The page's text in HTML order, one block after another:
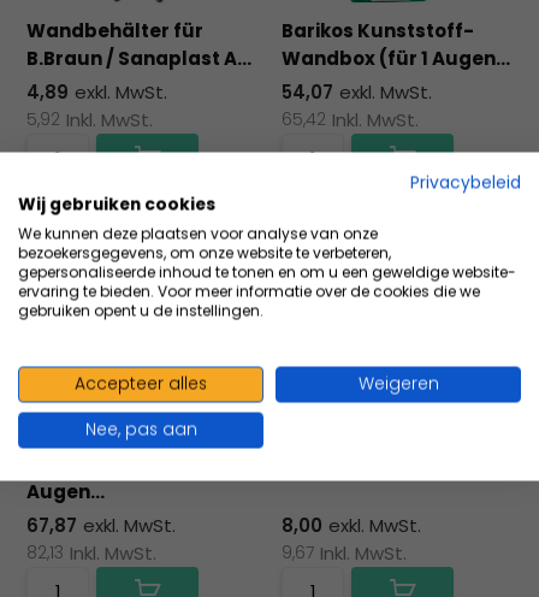
Wandbehälter für
B.Braun / Sanaplast A...
Vergleichen
4,89 exkl. MwSt.
5,92 Inkl. MwSt.
Barikos Kunststoff-
Wandbox (für 1 Augen...
54,07 exkl. MwSt.
65,42 Inkl. MwSt.
Barikos Kunststoff-
Augen...
67,87 exkl. MwSt.
82,13 Inkl. MwSt.
8,00 exkl. MwSt.
9,67 Inkl. MwSt.
Privacybeleid
Wij gebruiken cookies
We kunnen deze plaatsen voor analyse van onze
bezoekersgegevens, om onze website te verbeteren,
gepersonaliseerde inhoud te tonen en om u een geweldige website-
ervaring te bieden. Voor meer informatie over de cookies die we
gebruiken opent u de instellingen.
Accepteer alles
Weigeren
Nee, pas aan